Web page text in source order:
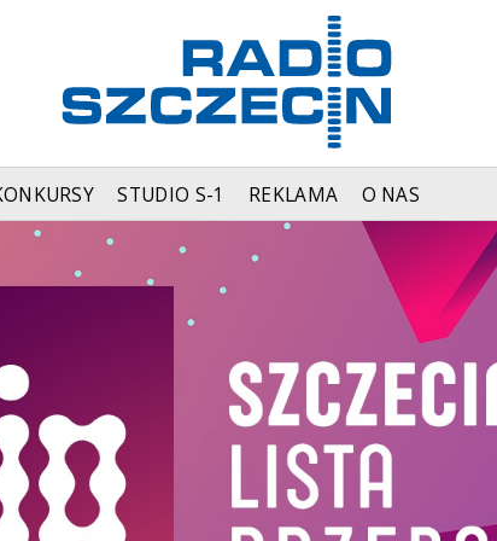
STUDIO S-1 REKLAMA O NAS